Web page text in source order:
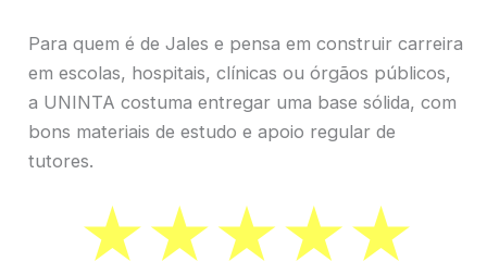
Para quem é de Jales e pensa em construir carreira
em escolas, hospitais, clínicas ou órgãos públicos,
a UNINTA costuma entregar uma base sólida, com
bons materiais de estudo e apoio regular de
tutores.